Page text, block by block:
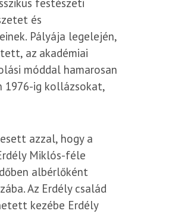
festészeti
és
Pályája legelején,
az akadémiai
móddal hamarosan
1976-ig kollázsokat,
azzal, hogy a
Miklós-féle
albérlőként
Az Erdély család
kezébe Erdély